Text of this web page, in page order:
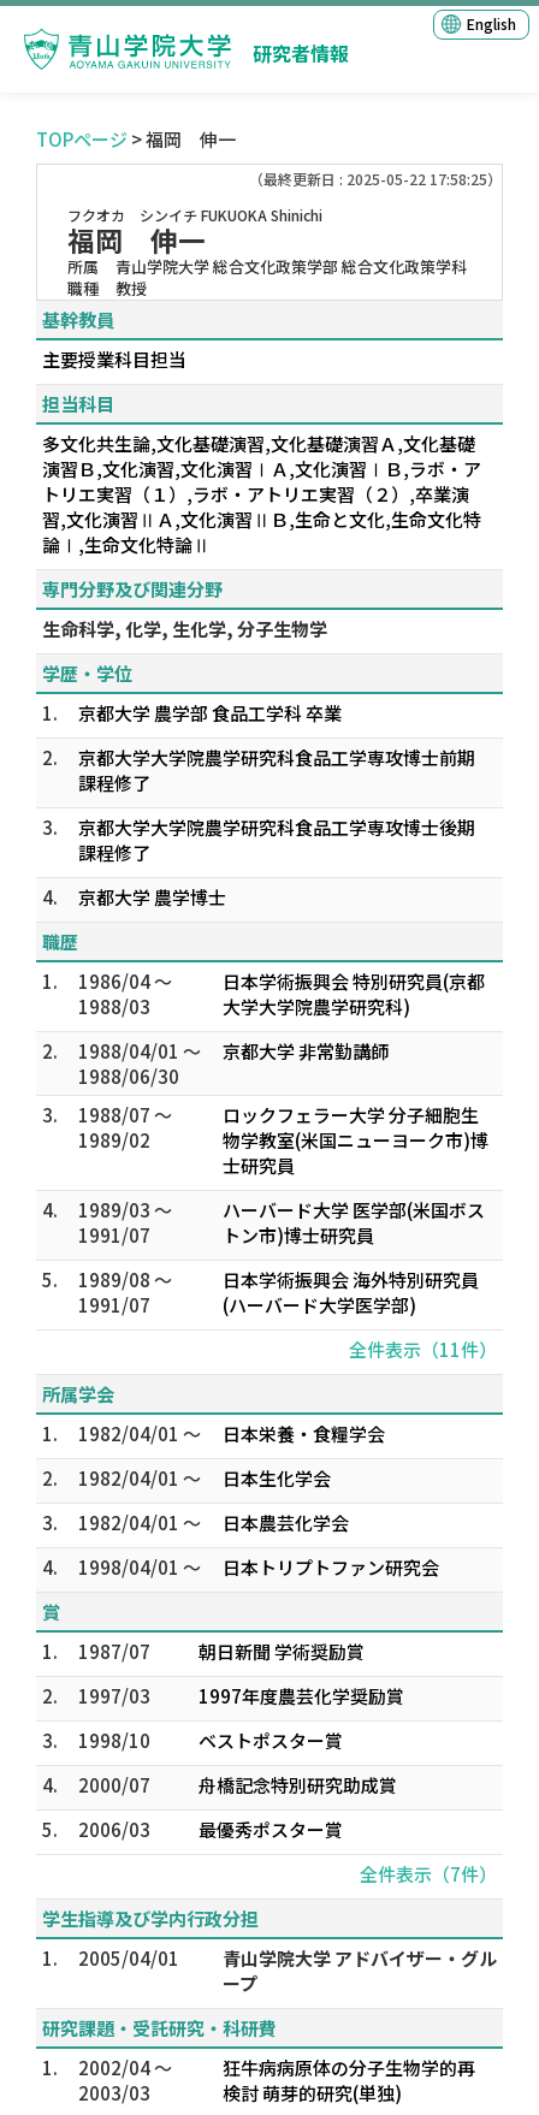
研究者情報
English
TOPページ > 福岡 伸一
（最終更新日 : 2025-05-22 17:58:25）
フクオカ シンイチFUKUOKA Shinichi
福岡 伸一
所属
青山学院大学 総合文化政策学部 総合文化政策学科
職種
教授
基幹教員
主要授業科目担当
担当科目
多文化共生論,文化基礎演習,文化基礎演習Ａ,文化基礎
演習Ｂ,文化演習,文化演習ⅠＡ,文化演習ⅠＢ,ラボ・ア
トリエ実習（１）,ラボ・アトリエ実習（２）,卒業演
習,文化演習ⅡＡ,文化演習ⅡＢ,生命と文化,生命文化特
論Ⅰ,生命文化特論Ⅱ
専門分野及び関連分野
生命科学, 化学, 生化学, 分子生物学
学歴・学位
1.
京都大学 農学部 食品工学科 卒業
2.
京都大学大学院農学研究科食品工学専攻博士前期
課程修了
3.
京都大学大学院農学研究科食品工学専攻博士後期
課程修了
4.
京都大学 農学博士
職歴
1.
1986/04 ～
1988/03
日本学術振興会 特別研究員(京都
大学大学院農学研究科)
2.
1988/04/01 ～
1988/06/30
京都大学 非常勤講師
3.
1988/07 ～
1989/02
ロックフェラー大学 分子細胞生
物学教室(米国ニューヨーク市)博
士研究員
4.
1989/03 ～
1991/07
ハーバード大学 医学部(米国ボス
トン市)博士研究員
5.
1989/08 ～
1991/07
日本学術振興会 海外特別研究員
(ハーバード大学医学部)
全件表示（11件）
所属学会
1.
1982/04/01 ～
日本栄養・食糧学会
2.
1982/04/01 ～
日本生化学会
3.
1982/04/01 ～
日本農芸化学会
4.
1998/04/01 ～
日本トリプトファン研究会
賞
1.
1987/07
朝日新聞 学術奨励賞
2.
1997/03
1997年度農芸化学奨励賞
3.
1998/10
ベストポスター賞
4.
2000/07
舟橋記念特別研究助成賞
5.
2006/03
最優秀ポスター賞
全件表示（7件）
学生指導及び学内行政分担
1.
2005/04/01
青山学院大学 アドバイザー・グル
ープ
研究課題・受託研究・科研費
1.
2002/04 ～
2003/03
狂牛病病原体の分子生物学的再
検討 萌芽的研究(単独)